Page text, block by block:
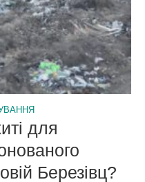
для
Березівц?